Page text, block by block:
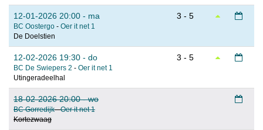
12-01-2026 20:00 - ma
BC Oostergo - Oer it net 1
De Doelstien
3 - 5
12-02-2026 19:30 - do
BC De Swiepers 2 - Oer it net 1
Utingeradeelhal
3 - 5
18-02-2026 20:00 - wo
BC Gorredijk-Oer it net 1
Kortezwaag